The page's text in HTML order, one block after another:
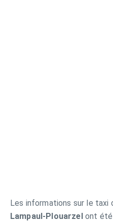
Les informations sur le taxi
Lampaul-Plouarzelont été